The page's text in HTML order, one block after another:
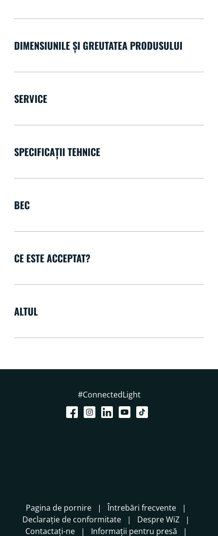
DIMENSIUNILE ȘI GREUTATEA PRODUSULUI
SERVICE
SPECIFICAȚII TEHNICE
BEC
CE ESTE ACCEPTAT?
ALTUL
#ConnectedLight
Pagina de pornire
Întrebări frecvente
Declarație de conformitate
Despre WiZ
Contactați-ne
Informații pentru presă